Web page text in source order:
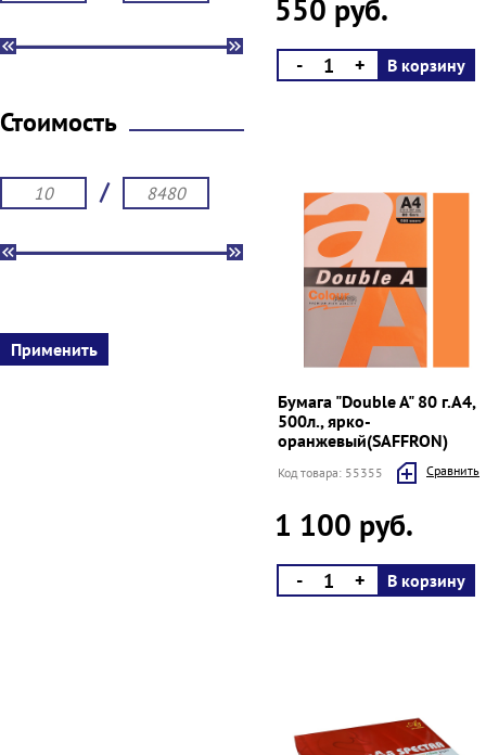
Стоимость
/
550 руб.
- + В корзину
Бумага "Double A" 80 г.А4,
500л., ярко-
оранжевый(SAFFRON)
Код товара: 55355 Cравнить
1 100 руб.
- + В корзину